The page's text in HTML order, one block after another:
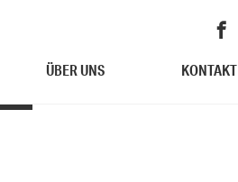
ÜBER UNS KONTAKT